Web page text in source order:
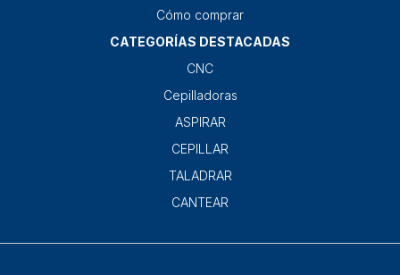
Cómo comprar
CATEGORÍAS DESTACADAS
CNC
Cepilladoras
ASPIRAR
CEPILLAR
TALADRAR
CANTEAR